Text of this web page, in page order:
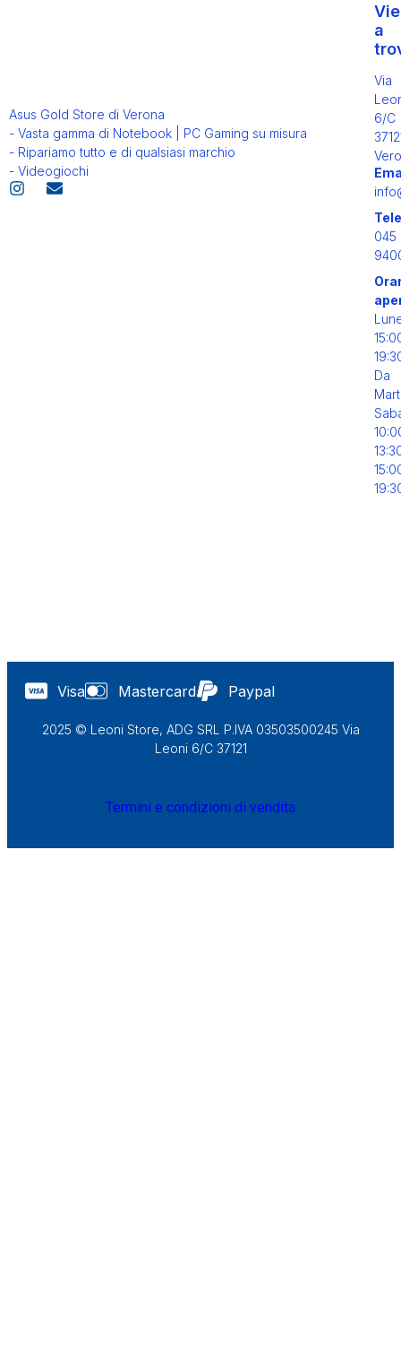
Asus Gold Store di Verona
- Vasta gamma di Notebook | PC Gaming su misura
- Ripariamo tutto e di qualsiasi marchio
- Videogiochi
a
Via
6/C
045
Da
Visa Mastercard Paypal
2025 © Leoni Store, ADG SRL P.IVA 03503500245 Via
Leoni 6/C 37121
Termini e condizioni di vendita